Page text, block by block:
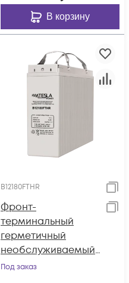
В корзину
B12180FTHR
Фронт-
терминальный
герметичный
необслуживаемый
аккумулятор Tesla
Под заказ